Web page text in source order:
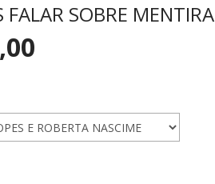
FALAR SOBRE MENTIRA